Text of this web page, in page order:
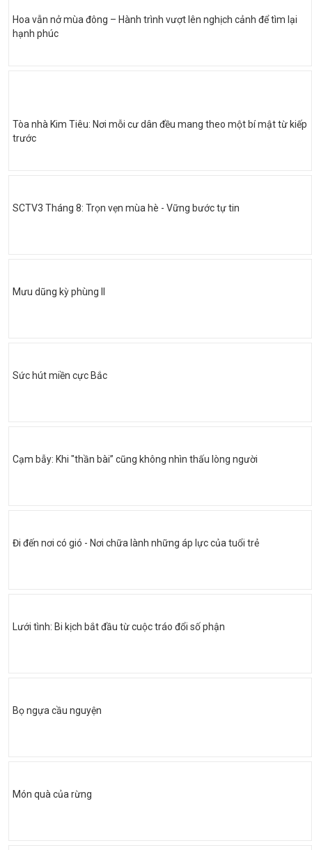
Hoa vẫn nở mùa đông – Hành trình vượt lên nghịch cảnh để tìm lại
hạnh phúc
Tòa nhà Kim Tiêu: Nơi mỗi cư dân đều mang theo một bí mật từ kiếp
trước
SCTV3 Tháng 8: Trọn vẹn mùa hè - Vững bước tự tin
Mưu dũng kỳ phùng II
Sức hút miền cực Bắc
Cạm bẫy: Khi "thần bài” cũng không nhìn thấu lòng người
Đi đến nơi có gió - Nơi chữa lành những áp lực của tuổi trẻ
Lưới tình: Bi kịch bắt đầu từ cuộc tráo đổi số phận
Bọ ngựa cầu nguyện
Món quà của rừng